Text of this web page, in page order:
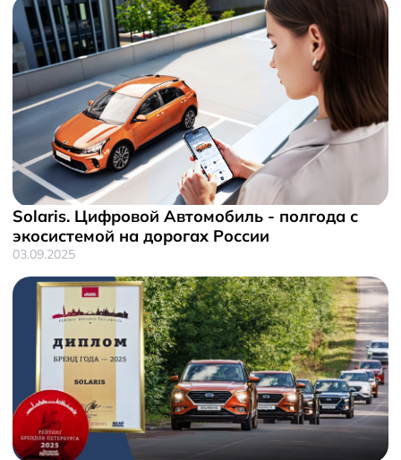
Solaris. Цифровой Автомобиль - полгода с
экосистемой на дорогах России
03.09.2025